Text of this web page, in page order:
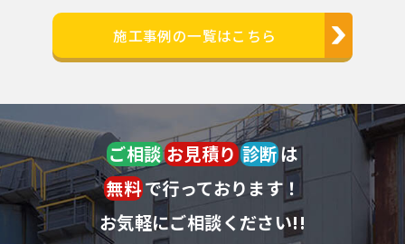
施工事例の一覧はこちら
ご相談 お見積り 診断は
無料で行っております！
お気軽にご相談ください!!